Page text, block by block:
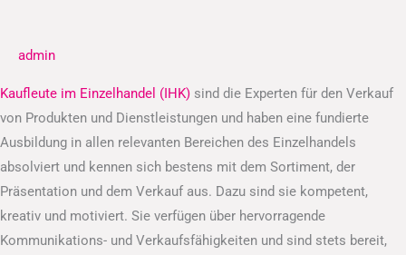
admin
Kaufleute im Einzelhandel (IHK) sind die Experten für den Verkauf
von Produkten und Dienstleistungen und haben eine fundierte
Ausbildung in allen relevanten Bereichen des Einzelhandels
absolviert und kennen sich bestens mit dem Sortiment, der
Präsentation und dem Verkauf aus. Dazu sind sie kompetent,
kreativ und motiviert. Sie verfügen über hervorragende
Kommunikations- und Verkaufsfähigkeiten und sind stets bereit,
(IHK)